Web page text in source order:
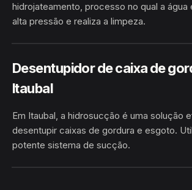
hidrojateamento, processo no qual a água
alta pressão e realiza a limpeza.
HIDROJATEAMENTO
Desentupidor de caixa de
Itaubal
Em Itaubal, a hidrosucção é uma solução
desentupir caixas de gordura e esgoto.
potente sistema de sucção.
HIDROSUCÇÃO